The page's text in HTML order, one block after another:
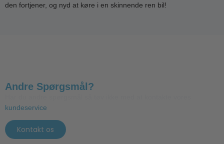
den fortjener, og nyd at køre i en skinnende ren bil!
Andre Spørgsmål?
kundeservice
Kontakt os